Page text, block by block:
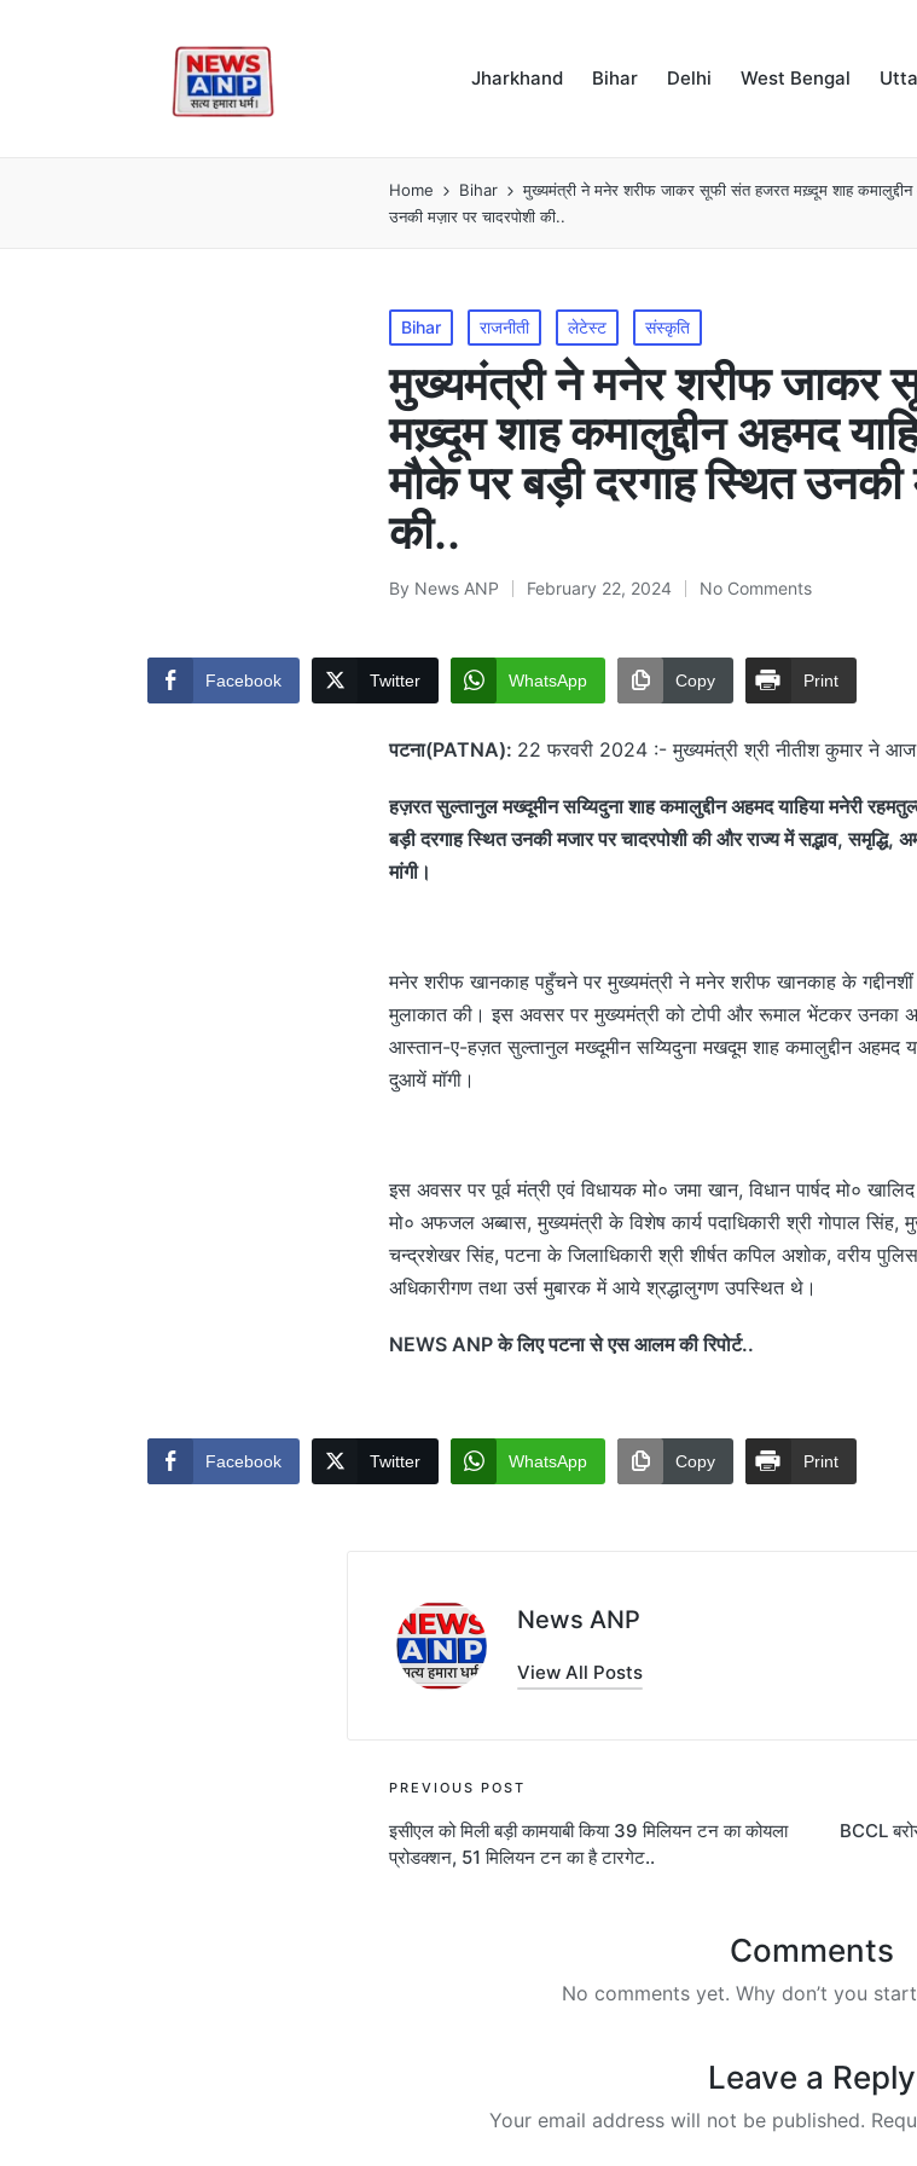
Jharkhand Bihar Delhi West Bengal
Home Bihar
मुख्यमंत्री ने मनेर शरीफ जाकर सूफी संत हजरत मख़्दूम शाह कमालुद्दीन
उनकी मज़ार पर चादरपोशी की..
Posted
in
Bihar राजनीती लेटेस्ट संस्कृति
मुख्यमंत्री ने मनेर शरीफ जाकर
मख़्दूम शाह कमालुद्दीन अहमद
मौके पर बड़ी दरगाह स्थित उनकी
की..
Posted
By News ANP February 22, 2024 No Comments
Facebook Twitter WhatsApp Copy Print
पटना(PATNA): 22 फरवरी 2024 :- मुख्यमंत्री श्री नीतीश कुमार ने
हज़रत सुल्तानुल मख्दूमीन सय्यिदुना शाह कमालुद्दीन अहमद याहिया मनेरी
बड़ी दरगाह स्थित उनकी मजार पर चादरपोशी की और राज्य में स‌द्भाव,
मांगी।
मनेर शरीफ खानकाह पहुँचने पर मुख्यमंत्री ने मनेर शरीफ खानकाह के
मुलाकात की। इस अवसर पर मुख्यमंत्री को टोपी और रूमाल भेंटकर उनका
आस्तान-ए-हज़त सुल्तानुल मख्दूमीन सय्यिदुना मखदूम शाह कमालुद्दीन अहमद
दुआयें मॉगी।
इस अवसर पर पूर्व मंत्री एवं विधायक मो० जमा खान, विधान पार्षद मो०
मो० अफजल अब्बास, मुख्यमंत्री के विशेष कार्य पदाधिकारी श्री गोपाल
चन्द्रशेखर सिंह, पटना के जिलाधिकारी श्री शीर्षत कपिल अशोक, वरीय
अधिकारीगण तथा उर्स मुबारक में आये श्रद्धालुगण उपस्थित थे।
NEWS ANP के लिए पटना से एस आलम की रिपोर्ट..
Facebook Twitter WhatsApp Copy Print
News ANP
View All Posts
Post
navigation
PREVIOUS POST
इसीएल को मिली बड़ी कामयाबी किया 39 मिलियन टन का कोयला
प्रोडक्शन, 51 मिलियन टन का है टारगेट..
BCCL
Comments
No comments yet. Why don’t you
Leave a Reply
Your email address will not be published.